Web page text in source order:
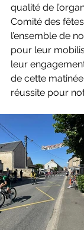
qualité de
Comité des
l’ensemble de
pour leur
leur
de cette
réussite pour